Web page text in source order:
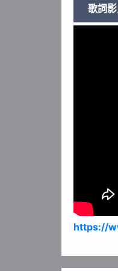
歌詞影
https://